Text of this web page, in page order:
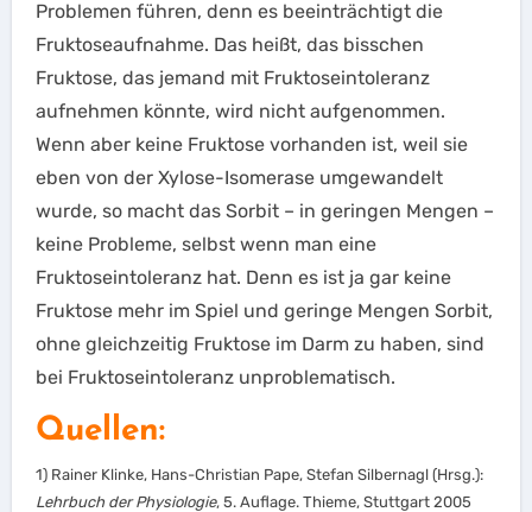
Problemen führen, denn es beeinträchtigt die
Fruktoseaufnahme. Das heißt, das bisschen
Fruktose, das jemand mit Fruktoseintoleranz
aufnehmen könnte, wird nicht aufgenommen.
Wenn aber keine Fruktose vorhanden ist, weil sie
eben von der Xylose-Isomerase umgewandelt
wurde, so macht das Sorbit – in geringen Mengen –
keine Probleme, selbst wenn man eine
Fruktoseintoleranz hat. Denn es ist ja gar keine
Fruktose mehr im Spiel und geringe Mengen Sorbit,
ohne gleichzeitig Fruktose im Darm zu haben, sind
bei Fruktoseintoleranz unproblematisch.
Quellen:
1) Rainer Klinke, Hans-Christian Pape, Stefan Silbernagl (Hrsg.):
Lehrbuch der Physiologie, 5. Auflage. Thieme, Stuttgart 2005